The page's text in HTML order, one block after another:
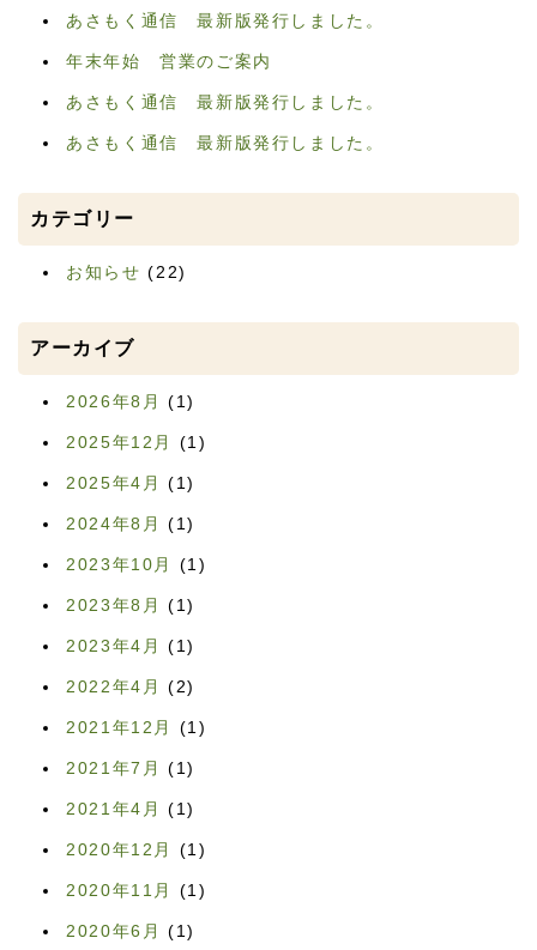
あさもく通信 最新版発行しました。
年末年始 営業のご案内
あさもく通信 最新版発行しました。
あさもく通信 最新版発行しました。
カテゴリー
お知らせ (22)
アーカイブ
2026年8月 (1)
2025年12月 (1)
2025年4月 (1)
2024年8月 (1)
2023年10月 (1)
2023年8月 (1)
2023年4月 (1)
2022年4月 (2)
2021年12月 (1)
2021年7月 (1)
2021年4月 (1)
2020年12月 (1)
2020年11月 (1)
2020年6月 (1)